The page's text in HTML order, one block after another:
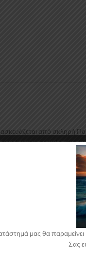
από σκληρή
σε καλούπια
Η επικαθήμενη
μας θα παραμείνει
Σας